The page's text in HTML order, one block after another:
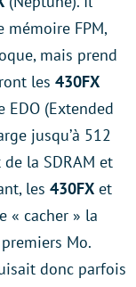
FPM,
mais prend
les 430FX
EDO (Extended
jusqu’à 512
la SDRAM et
les 430FX et
« cacher » la
Mo.
donc parfois